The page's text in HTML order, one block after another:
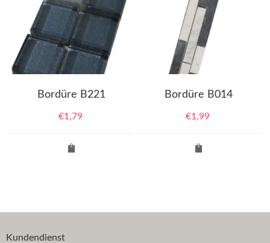
Bordüre B221
€1,79
Bordüre B014
€1,99
Kundendienst